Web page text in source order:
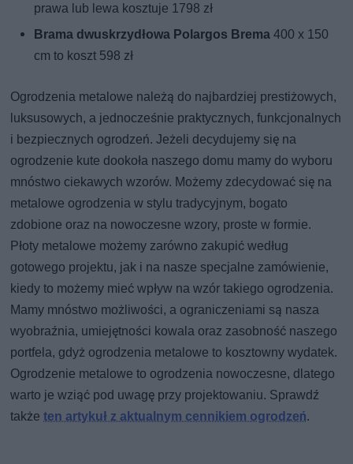
prawa lub lewa kosztuje 1798 zł
Brama dwuskrzydłowa Polargos Brema400 x 150
cm to koszt 598 zł
Ogrodzenia metalowe należą do najbardziej prestiżowych,
luksusowych, a jednocześnie praktycznych, funkcjonalnych
i bezpiecznych ogrodzeń. Jeżeli decydujemy się na
ogrodzenie kute dookoła naszego domu mamy do wyboru
mnóstwo ciekawych wzorów. Możemy zdecydować się na
metalowe ogrodzenia w stylu tradycyjnym, bogato
zdobione oraz na nowoczesne wzory, proste w formie.
Płoty metalowe możemy zarówno zakupić według
gotowego projektu, jak i na nasze specjalne zamówienie,
kiedy to możemy mieć wpływ na wzór takiego ogrodzenia.
Mamy mnóstwo możliwości, a ograniczeniami są nasza
wyobraźnia, umiejętności kowala oraz zasobność naszego
portfela, gdyż ogrodzenia metalowe to kosztowny wydatek.
Ogrodzenie metalowe to ogrodzenia nowoczesne, dlatego
warto je wziąć pod uwagę przy projektowaniu. Sprawdź
takżeten artykuł z aktualnym cennikiem ogrodzeń.